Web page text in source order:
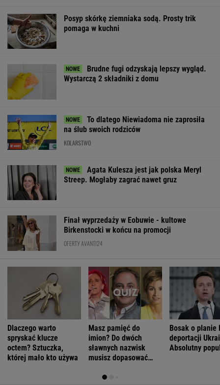
Posyp skórkę ziemniaka sodą. Prosty trik
pomaga w kuchni
Brudne fugi odzyskają lepszy wygląd.
Wystarczą 2 składniki z domu
To dlatego Niewiadoma nie zaprosiła
na ślub swoich rodziców
KOLARSTWO
Agata Kulesza jest jak polska Meryl
Streep. Mogłaby zagrać nawet gruz
Finał wyprzedaży w Eobuwie - kultowe
Birkenstocki w końcu na promocji
OFERTY AVANTI24
Dlaczego warto
spryskać klucze
octem? Sztuczka,
której mało kto używa
Masz pamięć do
imion? Do dwóch
sławnych nazwisk
musisz dopasować
Bosak o planie
deportacji
Absolutny